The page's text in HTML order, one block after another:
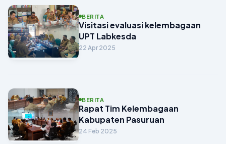
BERITA
Visitasi evaluasi kelembagaan
UPT Labkesda
22 Apr 2025
BERITA
Rapat Tim Kelembagaan
Kabupaten Pasuruan
24 Feb 2025